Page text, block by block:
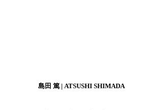
島田 篤 | ATSUSHI SHIMADA